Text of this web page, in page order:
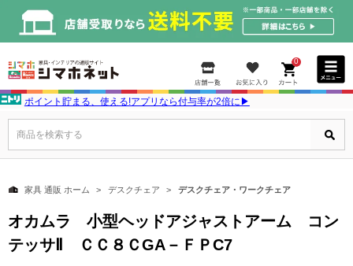
0
ポイント貯まる、使える!アプリなら付与率が2倍に▶
商品を検索する
家具 通販 ホーム デスクチェア デスクチェア・ワークチェア
オカムラ 小型ヘッドアジャストアーム コン
テッサⅡ ＣＣ８ＣGA－ＦＰC7